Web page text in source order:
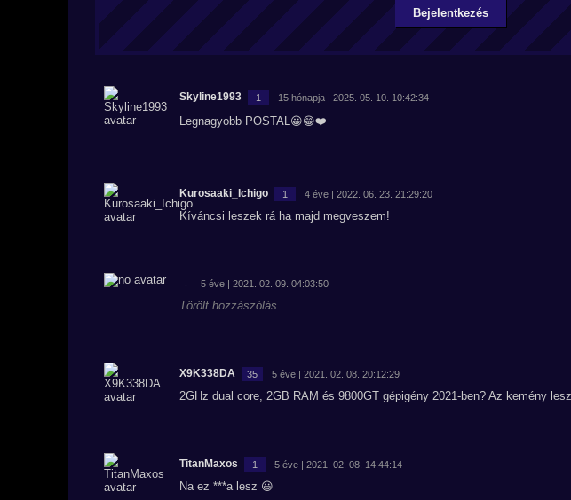
Bejelentkezés
Skyline1993 1 15 hónapja | 2025. 05. 10. 10:42:34
Legnagyobb POSTAL😀😁❤️
Kurosaaki_Ichigo 1 4 éve | 2022. 06. 23. 21:29:20
Kíváncsi leszek rá ha majd megveszem!
- 5 éve | 2021. 02. 09. 04:03:50
Törölt hozzászólás
X9K338DA 35 5 éve | 2021. 02. 08. 20:12:29
2GHz dual core, 2GB RAM és 9800GT gépigény 2021-ben? Az kemény
TitanMaxos 1 5 éve | 2021. 02. 08. 14:44:14
Na ez ***a lesz 😃